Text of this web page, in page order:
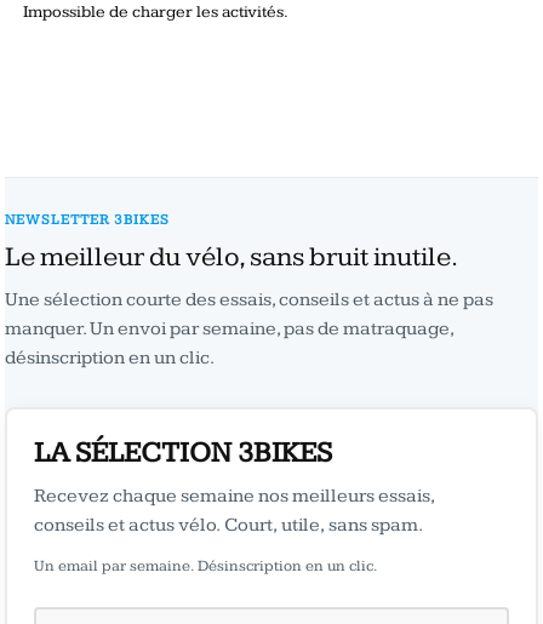
Impossible de charger les activités.
NEWSLETTER 3BIKES
Le meilleur du vélo, sans bruit inutile.
Une sélection courte des essais, conseils et actus à ne pas
manquer. Un envoi par semaine, pas de matraquage,
désinscription en un clic.
LA SÉLECTION 3BIKES
Recevez chaque semaine nos meilleurs essais,
conseils et actus vélo. Court, utile, sans spam.
Un email par semaine. Désinscription en un clic.